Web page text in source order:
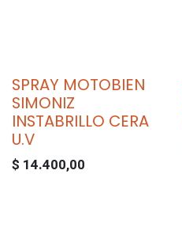
SPRAY MOTOBIEN
SIMONIZ
INSTABRILLO CERA
U.V
$ 14.400,00